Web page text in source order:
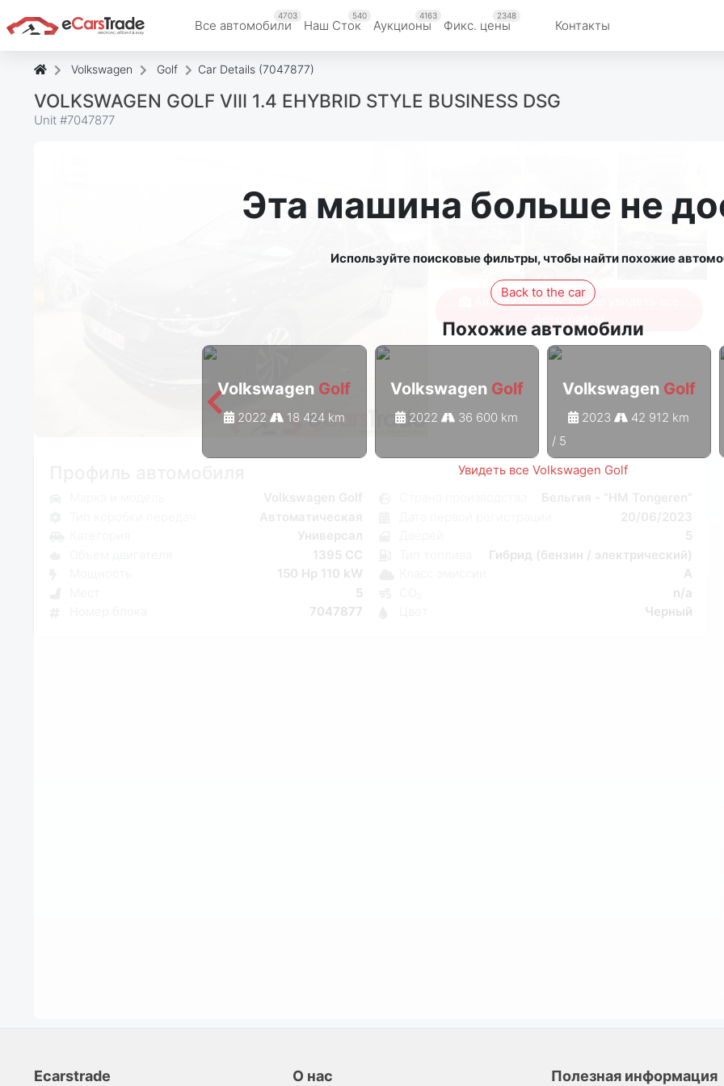
Все автомобили
4703
Наш Cток
540
Аукционы
4163
Фикс. цены
2348
Контакты
Volkswagen Golf Car Details (7047877)
VOLKSWAGEN GOLF VIII 1.4 EHYBRID STYLE BUSINESS DSG
Unit #7047877
Эта машина больше не
Используйте поисковые фильтры, чтобы найти похожие
Back to the car
Похожие автомобили
Volkswagen Golf
2022 18 424 km
Volkswagen Golf
2022 36 600 km
Volkswagen Golf
2023 42 912 km
/ 5
Увидеть все Volkswagen Golf
Авторизуйтесь, чтобы увидеть все
фотографии
Автоматическая
Универсал
1395 CC
150 Hp 110 kW
5
7047877
20/06/2023
5
Гибрид (бензин / электрический)
A
n/a
Черный
Ecarstrade О нас Полезная информация